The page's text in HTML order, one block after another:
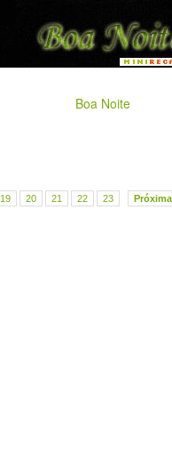
Boa Noite
19 20 21 22 23 Próxima